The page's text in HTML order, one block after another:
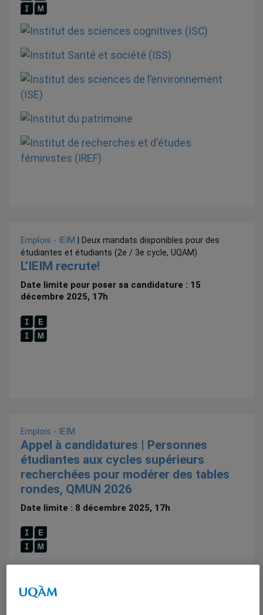
Emplois - IEIM
| Deux mandats disponibles pour des
étudiantes et étudiants (2e / 3e cycle, UQAM)
L’IEIM recrute!
Date limite pour poser sa candidature : 15
décembre 2025, 17h
Emplois - IEIM
Appel à candidatures | Personnes
étudiantes aux cycles supérieurs
recherchées pour modérer des tables
rondes, QMUN 2026
Date limite : 8 décembre 2025, 17h